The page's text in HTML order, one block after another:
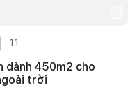
11
dành 450m2 cho
trời